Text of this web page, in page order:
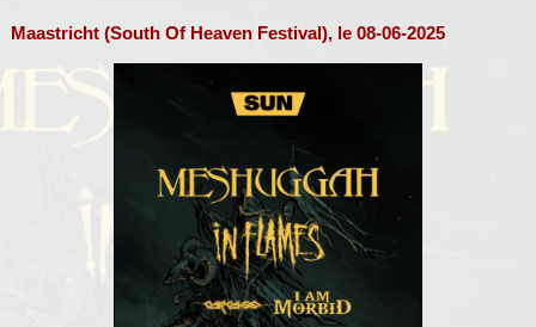
Maastricht (South Of Heaven Festival), le 08-06-2025